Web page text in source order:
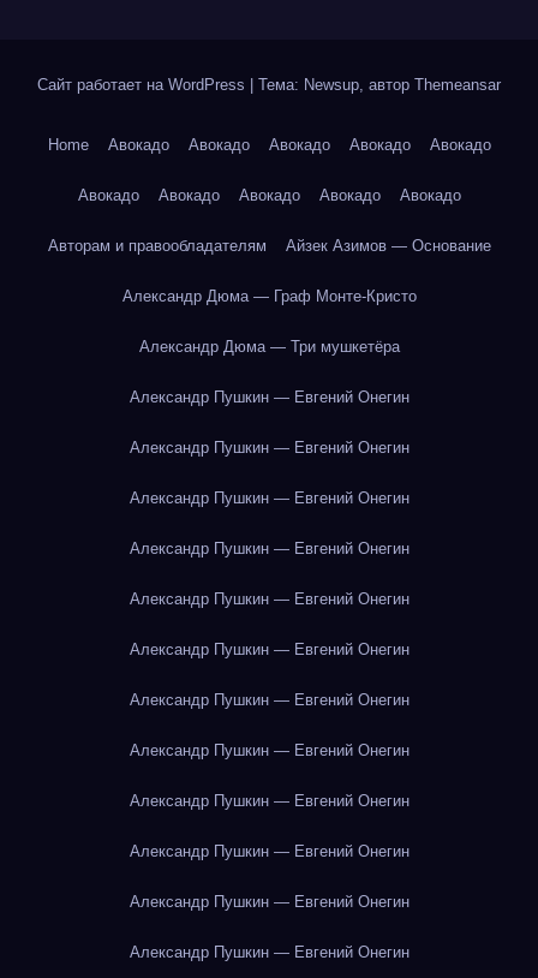
Сайт работает на WordPress Тема: Newsup, автор Themeansar
Home Авокадо Авокадо Авокадо Авокадо Авокадо
Авокадо Авокадо Авокадо Авокадо Авокадо
Авторам и правообладателям Айзек Азимов — Основание
Александр Дюма — Граф Монте-Кристо
Александр Дюма — Три мушкетёра
Александр Пушкин — Евгений Онегин
Александр Пушкин — Евгений Онегин
Александр Пушкин — Евгений Онегин
Александр Пушкин — Евгений Онегин
Александр Пушкин — Евгений Онегин
Александр Пушкин — Евгений Онегин
Александр Пушкин — Евгений Онегин
Александр Пушкин — Евгений Онегин
Александр Пушкин — Евгений Онегин
Александр Пушкин — Евгений Онегин
Александр Пушкин — Евгений Онегин
Александр Пушкин — Евгений Онегин